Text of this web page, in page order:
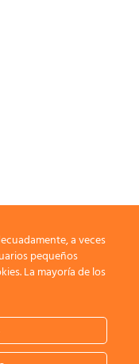
a veces
pequeños
La mayoría de los